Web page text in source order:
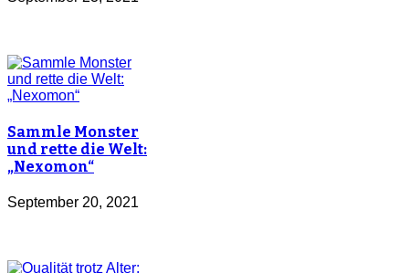
Sammle Monster
und rette die Welt:
„Nexomon“
September 20, 2021